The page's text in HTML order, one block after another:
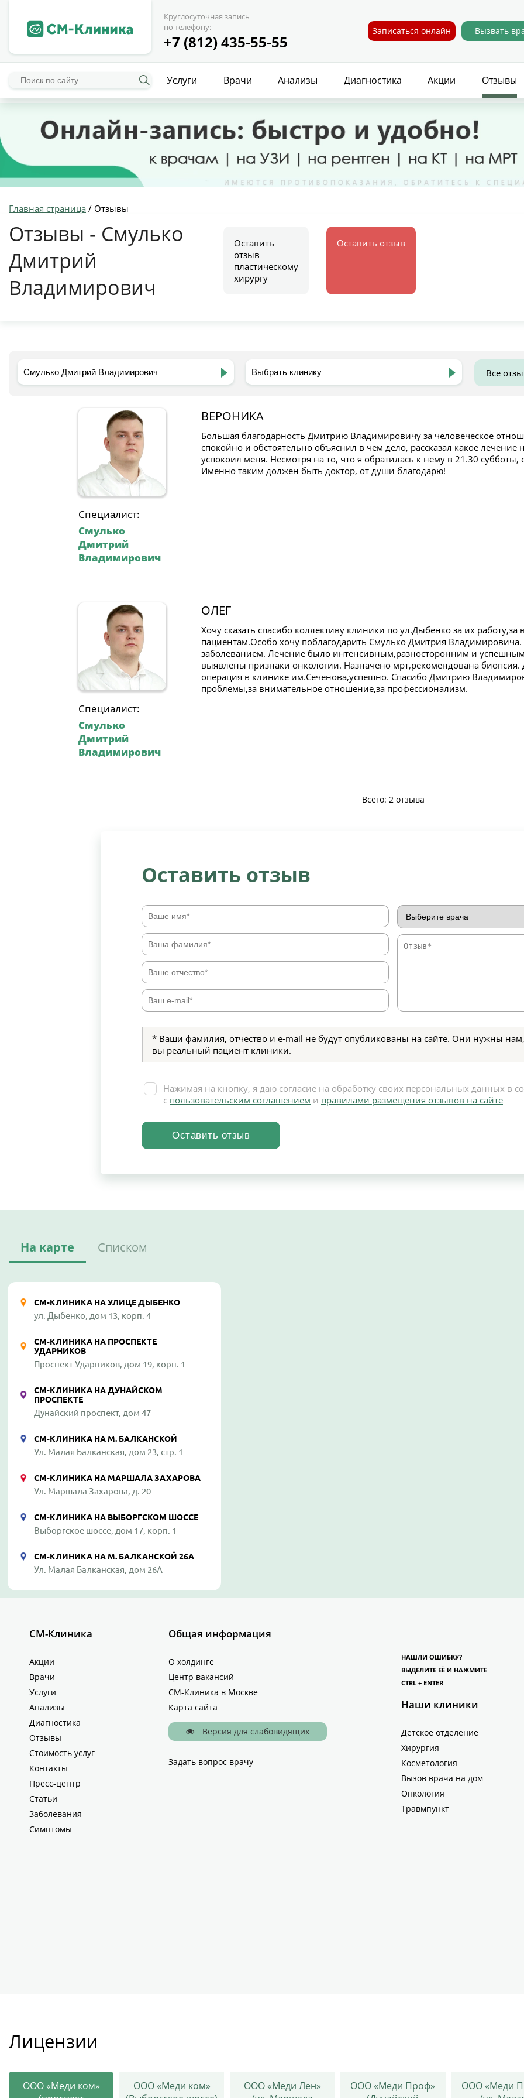
Круглосуточная запись
по телефону:
+7 (812) 435-55-55
Записаться онлайн Вызвать
Услуги Врачи Анализы Диагностика Акции Отзывы
Главная страница / Отзывы
Отзывы - Смулько
Дмитрий
Владимирович
Оставить
отзыв
пластическому
хирургу
Оставить отзыв
Все
Специалист:
Смулько
Дмитрий
Владимирович
ВЕРОНИКА
Большая благодарность Дмитрию Владимировичу за человеческое
спокойно и обстоятельно объяснил в чем дело, рассказал какое
успокоил меня. Несмотря на то, что я обратилась к нему в 21.30
Именно таким должен быть доктор, от души благодарю!
Специалист:
Смулько
Дмитрий
Владимирович
ОЛЕГ
Хочу сказать спасибо коллективу клиники по ул.Дыбенко за их
пациентам.Особо хочу поблагодарить Смулько Дмитрия
заболеванием. Лечение было интенсивным,разносторонним и
выявлены признаки онкологии. Назначено мрт,рекомендована биопсия.
операция в клинике им.Сеченова,успешно. Спасибо Дмитрию
проблемы,за внимательное отношение,за профессионализм.
Всего: 2 отзыва
Оставить отзыв
* Ваши фамилия, отчество и e-mail не будут опубликованы на сайте. Они нужны
вы реальный пациент клиники.
Нажимая на кнопку, я даю согласие на обработку своих персональных данных в
с пользовательским соглашением и правилами размещения отзывов на сайте
На карте Списком
СМ-КЛИНИКА НА УЛИЦЕ ДЫБЕНКО
ул. Дыбенко, дом 13, корп. 4
СМ-КЛИНИКА НА ПРОСПЕКТЕ
УДАРНИКОВ
Проспект Ударников, дом 19, корп. 1
СМ-КЛИНИКА НА ДУНАЙСКОМ
ПРОСПЕКТЕ
Дунайский проспект, дом 47
СМ-КЛИНИКА НА М. БАЛКАНСКОЙ
Ул. Малая Балканская, дом 23, стр. 1
СМ-КЛИНИКА НА МАРШАЛА ЗАХАРОВА
Ул. Маршала Захарова, д. 20
СМ-КЛИНИКА НА ВЫБОРГСКОМ ШОССЕ
Выборгское шоссе, дом 17, корп. 1
СМ-КЛИНИКА НА М. БАЛКАНСКОЙ 26А
Ул. Малая Балканская, дом 26А
СМ-Клиника
Акции
Врачи
Услуги
Анализы
Диагностика
Отзывы
Стоимость услуг
Контакты
Пресс-центр
Статьи
Заболевания
Симптомы
Общая информация
О холдинге
Центр вакансий
СМ-Клиника в Москве
Карта сайта
Версия для слабовидящих
Задать вопрос врачу
НАШЛИ ОШИБКУ?
ВЫДЕЛИТЕ ЕЁ И НАЖМИТЕ
CTRL + ENTER
Наши клиники
Детское отделение
Хирургия
Косметология
Вызов врача на дом
Онкология
Травмпункт
Лицензии
ООО «Меди ком»
ООО «Меди ком»
ООО «Меди Лен»
ООО «Меди Проф»
ООО «Меди